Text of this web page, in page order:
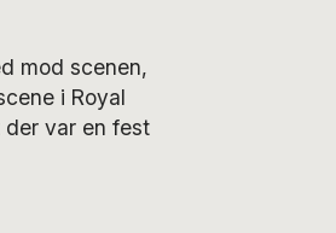
mod scenen,
i Royal
der var en fest